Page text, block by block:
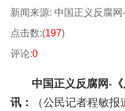
新闻来源: 中国正义反腐
点击数:(197)
评论:0
中国正义反腐网-
讯：
（公民记者程敏报